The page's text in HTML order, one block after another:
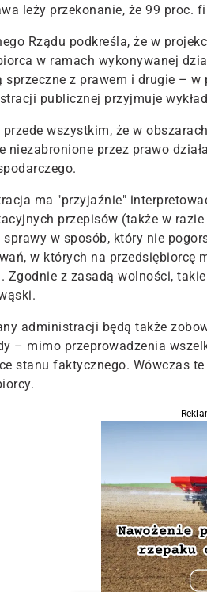
leży przekonanie, że 99 proc.
Rządu podkreśla, że w
w ramach wykonywanej
sprzeczne z prawem i drugie –
publicznej przyjmuje
przede wszystkim, że w
niezabronione przez prawo
ma "przyjaźnie"
przepisów (także w
w sposób, który nie
w których na przedsiębiorcę
Zgodnie z zasadą wolności,
administracji będą także
– mimo przeprowadzenia
stanu faktycznego. Wówczas